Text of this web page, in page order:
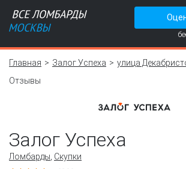
Главная Залог Успеха
улица
Отзывы
Залог Успеха
Ломбарды Скупки